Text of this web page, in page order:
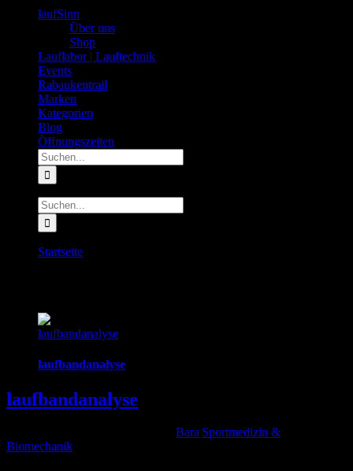
laufSinn
Über uns
Shop
Lauflabor | Lauftechnik
Events
Rabaukentrail
Marken
Kategorien
Blog
Öffnungszeiten
Suche
nach:
Suche
nach:
Startseite
laufbandanalyse
laufbandanalyse
laufbandanalyse
Bara Sportmedizin &
Biomechanik